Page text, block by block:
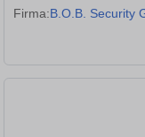
Firma:B.O.B. Security